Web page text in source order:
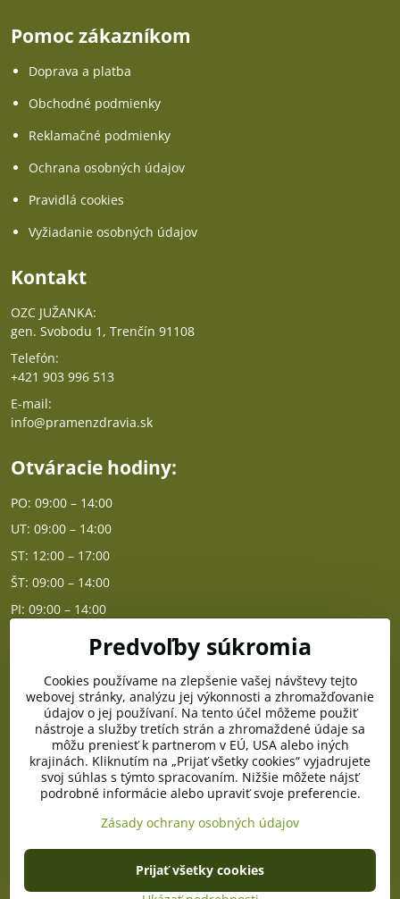
Pomoc zákazníkom
Doprava a platba
Obchodné podmienky
Reklamačné podmienky
Ochrana osobných údajov
Pravidlá cookies
Vyžiadanie osobných údajov
Kontakt
OZC JUŽANKA:
gen. Svobodu 1, Trenčín 91108
Telefón:
+421 903 996 513
E-mail:
info@pramenzdravia.sk
Otváracie hodiny:
PO: 09:00 – 14:00
UT: 09:00 – 14:00
ST: 12:00 – 17:00
ŠT: 09:00 – 14:00
PI: 09:00 – 14:00
PO - PIA od 10:00 do 14:00
Telefón poradňa:
+421 903 996 513
E-mail:
poradna@pramenzdravia.sk
©2026Copyright
Predvoľby súkromiaZásady ochrany osobných údajov
Stav objednávky
Predvoľby súkromia
Cookies používame na zlepšenie vašej návštevy tejto
webovej stránky, analýzu jej výkonnosti a zhromažďovanie
údajov o jej používaní. Na tento účel môžeme použiť
nástroje a služby tretích strán a zhromaždené údaje sa
môžu preniesť k partnerom v EÚ, USA alebo iných
krajinách. Kliknutím na „Prijať všetky cookies“ vyjadrujete
svoj súhlas s týmto spracovaním. Nižšie môžete nájsť
podrobné informácie alebo upraviť svoje preferencie.
Zásady ochrany osobných údajov
Prijať všetky cookies